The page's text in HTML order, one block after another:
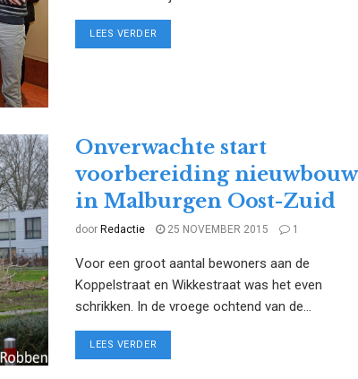
LEES VERDER
Onverwachte start
voorbereiding nieuwbouw
in Malburgen Oost-Zuid
door Redactie 25 NOVEMBER 2015 1
Voor een groot aantal bewoners aan de
Koppelstraat en Wikkestraat was het even
schrikken. In de vroege ochtend van de...
LEES VERDER